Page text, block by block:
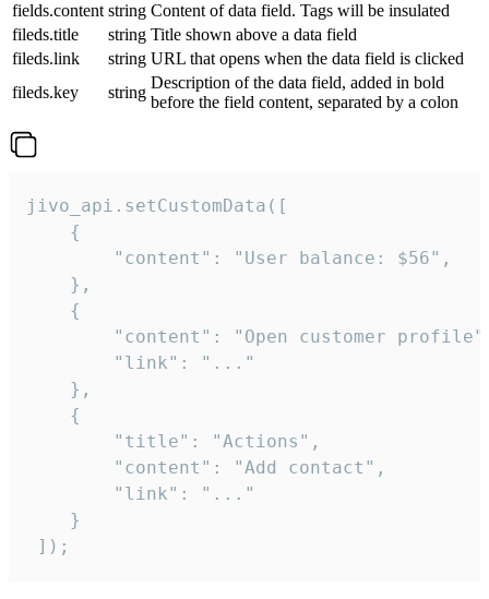
fields.content string Content of data field. Tags will be insulated
fileds.title
string Title shown above a data field
fileds.link
string URL that opens when the data field is clicked
fileds.key
string
Description of the data field, added in bold
before the field content, separated by a colon
jivo_api.setCustomData([
    {
        "content": "User balance: $56",
    },
    {
"content": "Open customer
        "link": "..."
    },
    {
        "title": "Actions",
        "content": "Add contact",
        "link": "..."
    }
]);